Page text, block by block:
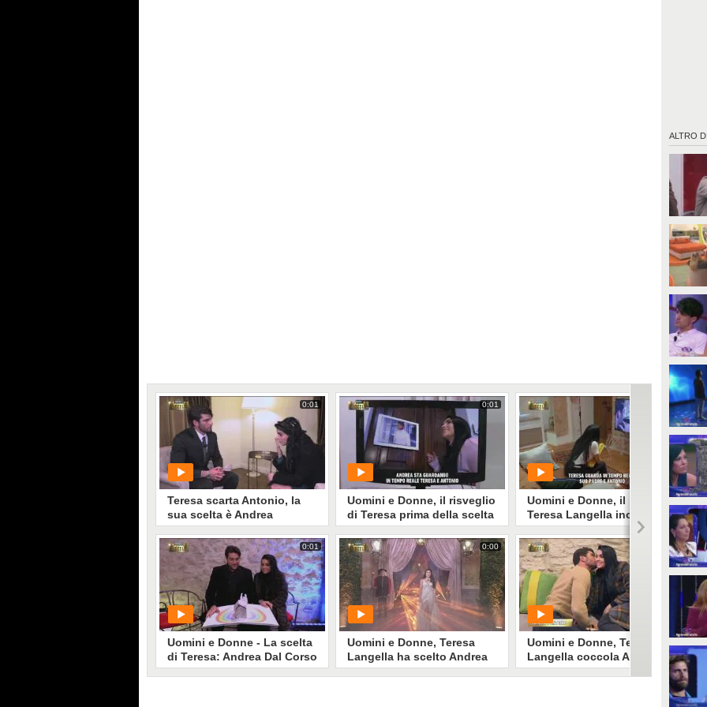
ALTRO DI
0:01
Teresa scarta Antonio, la
sua scelta è Andrea
PLAY
15245• diMediaset
0:01
Uomini e Donne - La scelta
di Teresa: Andrea Dal Corso
si racconta
0:01
Uomini e Donne, il risveglio
di Teresa prima della scelta
PLAY
548• diMediaset
0:00
Uomini e Donne, Teresa
Langella ha scelto Andrea
Dal Corso che ha detto no
0:01
Uomini e Donne, il padre di
Teresa Langella incontra
Andrea Dal Corso e Antonio
Moriconi
15746 • di Mediaset
0:01
Uomini e Donne, Teresa
Langella coccola Antonio
Moriconi e Andrea Dal